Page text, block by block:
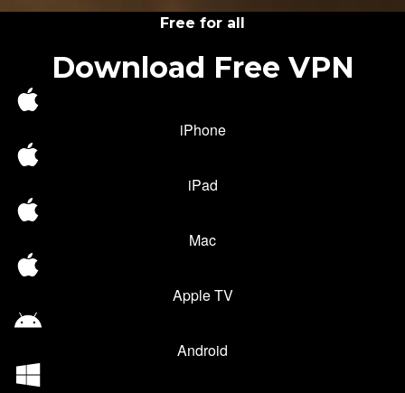
Free for all
Download Free VPN
iPhone
iPad
Mac
Apple TV
Android